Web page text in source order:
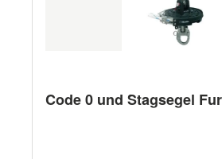
Code 0 und Stagsegel